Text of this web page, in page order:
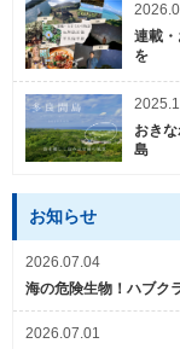
連載
を
おき
島
お知らせ
2026.07.04
海の危険生物！ハブク
2026.07.01